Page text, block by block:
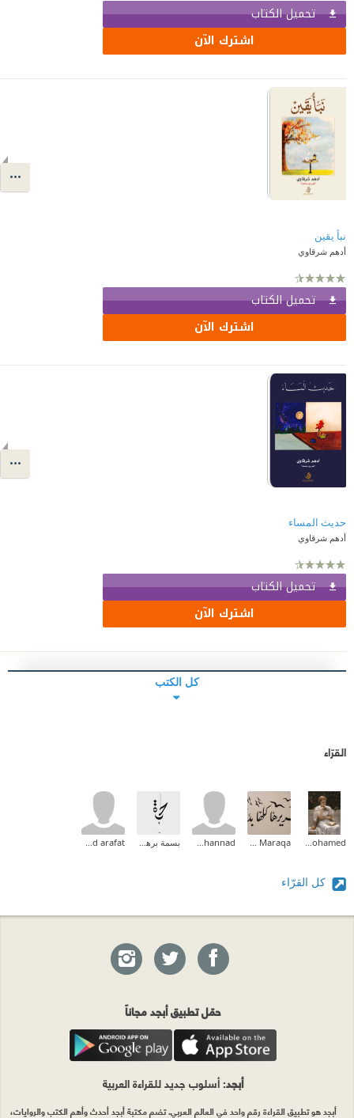
تحميل الكتاب
اشترك الآن
نبأ يقين
أدهم شرقاوي
تحميل الكتاب
اشترك الآن
حديث المساء
أدهم شرقاوي
تحميل الكتاب
اشترك الآن
كل الكتب
القرّاء
Aliaa Mohamed
Zeina M.I Maraqa
mohannad بسمة برهوم mohamad arafat
كل القرّاء
حمّل تطبيق أبجد مجاناً
أبجد: أسلوب جديد للقراءة العربية
أبجد هو تطبيق القراءة رقم واحد في العالم العربي. تضم مكتبة أبجد أحدث وأهم الكتب والروايات،